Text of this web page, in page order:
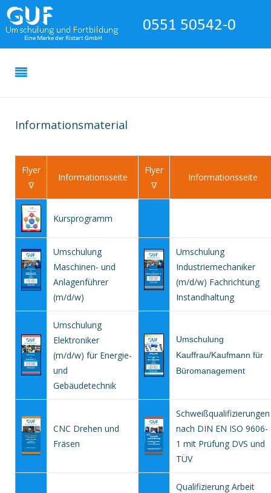
Informationsmaterial
Flyer
∇
Informationsseite
Flyer
∇
Informationsseite
Kursprogramm
Umschulung
Maschinen- und
Anlagenführer
(m/d/w)
Umschulung
Industriemechaniker
(m/d/w) Fachrichtung
Instandhaltung
Umschulung
Elektroniker
(m/d/w) für Energie-
und
Gebäudetechnik
Umschulung
Kauffrau/Kaufmann für
Büromanagement
CNC Drehen und
Fräsen
Schweißqualifizierungen
nach DIN EN ISO 9606-
1 mit Prüfung DVS und
TÜV
Qualifizierung Arbeit